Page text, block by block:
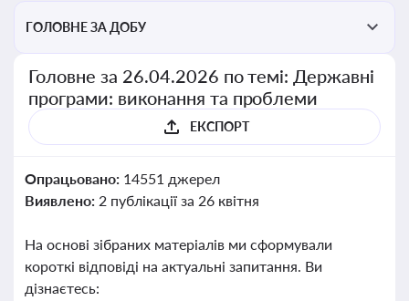
ГОЛОВНЕ ЗА ДОБУ
Головне за 26.04.2026 по темі: Державні
програми: виконання та проблеми
ЕКСПОРТ
Опрацьовано: 14551 джерел
Виявлено: 2 публікації за 26 квітня
На основі зібраних матеріалів ми сформували
короткі відповіді на актуальні запитання. Ви
дізнаєтесь: